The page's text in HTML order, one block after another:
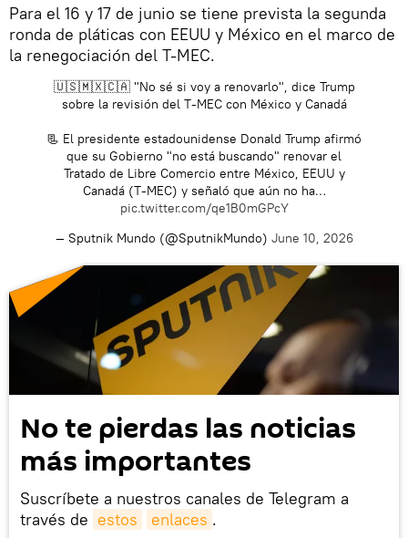
Para el 16 y 17 de junio se tiene prevista la segunda
ronda de pláticas con EEUU y México en el marco de
la renegociación del T-MEC.
🇺🇸🇲🇽🇨🇦 "No sé si voy a renovarlo", dice Trump
sobre la revisión del T-MEC con México y Canadá
📃 El presidente estadounidense Donald Trump afirmó
que su Gobierno "no está buscando" renovar el
Tratado de Libre Comercio entre México, EEUU y
Canadá (T-MEC) y señaló que aún no ha…
pic.twitter.com/qe1B0mGPcY
— Sputnik Mundo (@SputnikMundo) June 10, 2026
No te pierdas las noticias
más importantes
Suscríbete a nuestros canales de Telegram a
través de estos enlaces .